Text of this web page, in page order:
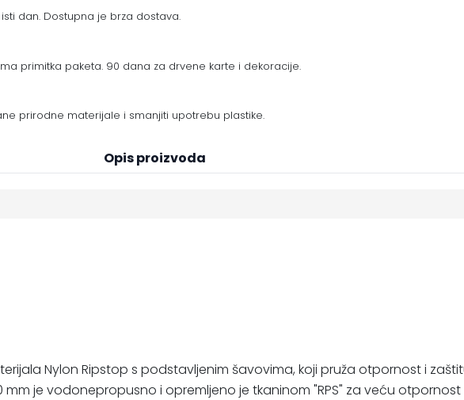
dan. Dostupna je brza dostava.
primitka paketa. 90 dana za drvene karte i dekoracije.
prirodne materijale i smanjiti upotrebu plastike.
Opis proizvoda
Nylon Ripstop s podstavljenim šavovima, koji pruža otpornost i
je vodonepropusno i opremljeno je tkaninom "RPS" za veću